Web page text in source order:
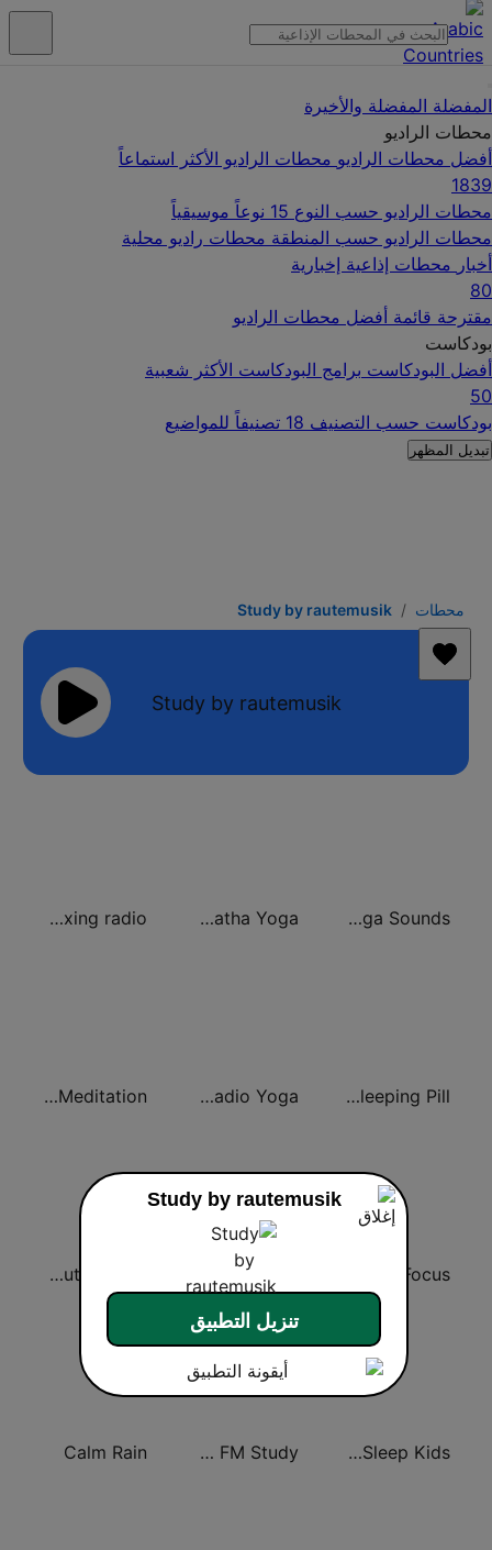
المفضلة المفضلة والأخيرة
محطات الراديو
أفضل محطات الراديو محطات الراديو الأكثر استماعاً
1839
محطات الراديو حسب النوع 15 نوعاً موسيقياً
محطات الراديو حسب المنطقة محطات راديو محلية
أخبار محطات إذاعية إخبارية
80
مقترحة قائمة أفضل محطات الراديو
بودكاست
أفضل البودكاست برامج البودكاست الأكثر شعبية
50
بودكاست حسب التصنيف 18 تصنيفاً للمواضيع
تبديل المظهر
محطات Study by rautemusik
Study by rautemusik
RPR1. Yoga Sounds
Klassik Radio Hatha Yoga
The Wave - Relaxing radio
Ambient Sleeping Pill
Klassik Radio Yoga
Klassik Radio Meditation
Epic-Lounge - Chillout Lounge
For Kidz Sleep Kids
Jam FM Study
Calm Rain
Study by rautemusik
تنزيل التطبيق